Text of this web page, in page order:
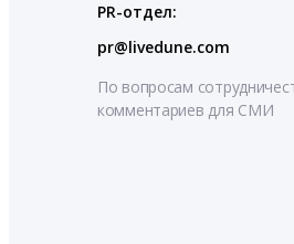
PR-отдел:
pr@livedune.com
По вопросам
комментариев для СМИ